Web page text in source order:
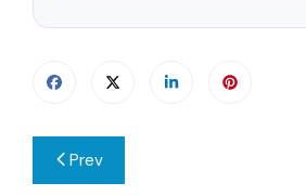
Beitragsnavigation
Prev